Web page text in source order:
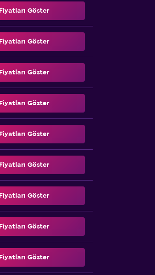
Fiyatları Göster
Fiyatları Göster
Fiyatları Göster
Fiyatları Göster
Fiyatları Göster
Fiyatları Göster
Fiyatları Göster
Fiyatları Göster
Fiyatları Göster